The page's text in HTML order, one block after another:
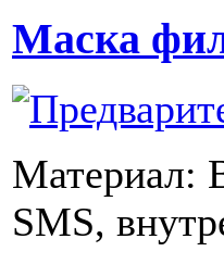
Маска
Материал:
SMS,